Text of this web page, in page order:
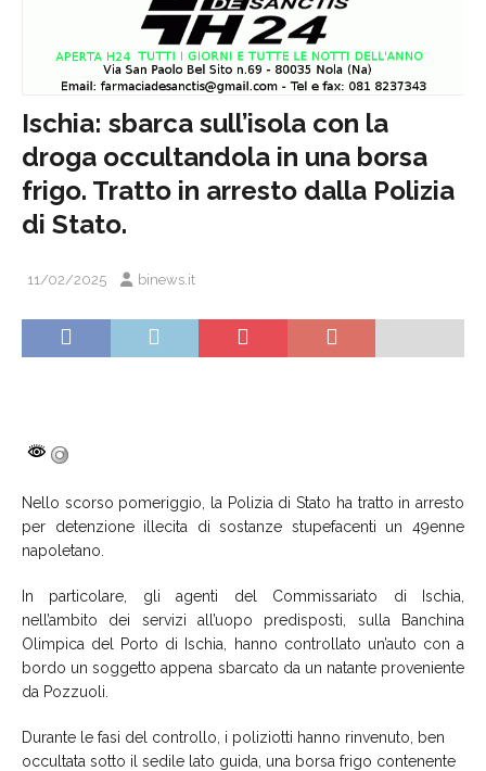
Ischia: sbarca sull’isola con la
droga occultandola in una borsa
frigo. Tratto in arresto dalla Polizia
di Stato.
11/02/2025 binews.it
Nello scorso pomeriggio, la Polizia di Stato ha tratto in arresto
per detenzione illecita di sostanze stupefacenti un 49enne
napoletano.
In particolare, gli agenti del Commissariato di Ischia,
nell’ambito dei servizi all’uopo predisposti, sulla Banchina
Olimpica del Porto di Ischia, hanno controllato un’auto con a
bordo un soggetto appena sbarcato da un natante proveniente
da Pozzuoli.
Durante le fasi del controllo, i poliziotti hanno rinvenuto, ben
occultata sotto il sedile lato guida, una borsa frigo contenente